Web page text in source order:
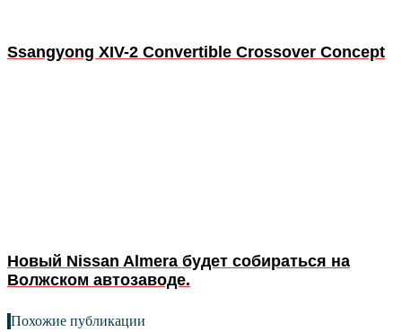
Ssangyong XIV-2 Convertible Crossover Concept
Новый Nissan Almera будет собираться на
Волжском автозаводе.
Похожие публикации